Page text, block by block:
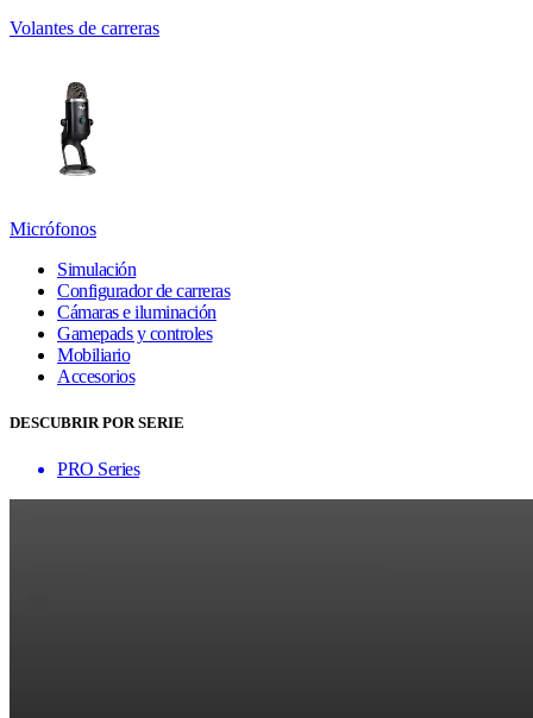
Volantes de carreras
Micrófonos
Simulación
Configurador de carreras
Cámaras e iluminación
Gamepads y controles
Mobiliario
Accesorios
DESCUBRIR POR SERIE
PRO Series